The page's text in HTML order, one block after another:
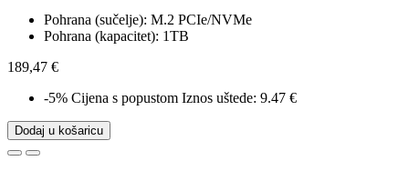
Pohrana (sučelje): M.2 PCIe/NVMe
Pohrana (kapacitet): 1TB
189,47 €
-5% Cijena s popustom Iznos uštede: 9.47 €
Dodaj u košaricu